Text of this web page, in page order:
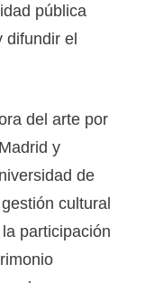
pública
difundir el
del arte por
y
de
cultural
participación